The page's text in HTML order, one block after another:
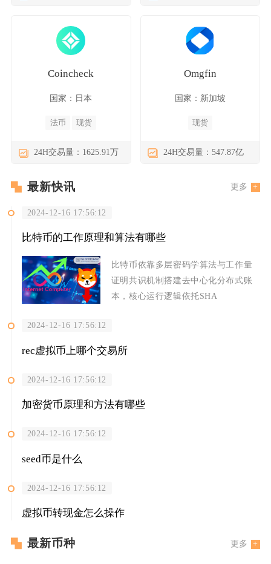
Coincheck
国家：日本
法币 现货
24H交易量：1625.91万
Omgfin
国家：新加坡
现货
24H交易量：547.87亿
最新快讯 更多
2024-12-16 17:56:12
比特币的工作原理和算法有哪些
比特币依靠多层密码学算法与工作量
证明共识机制搭建去中心化分布式账
本，核心运行逻辑依托SHA
2024-12-16 17:56:12
rec虚拟币上哪个交易所
2024-12-16 17:56:12
加密货币原理和方法有哪些
2024-12-16 17:56:12
seed币是什么
2024-12-16 17:56:12
虚拟币转现金怎么操作
最新币种 更多